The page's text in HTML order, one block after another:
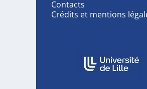
Contacts
Crédits et mentions
Affiliations/partenaires